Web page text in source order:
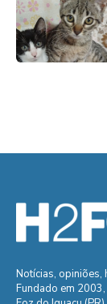
Notícias, opiniões,
Fundado em